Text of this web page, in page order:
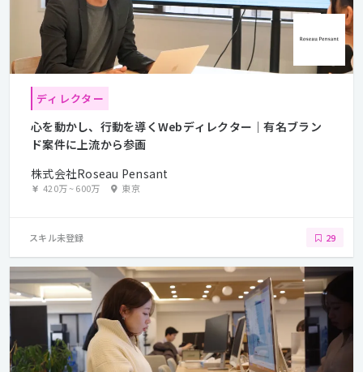
ディレクター
心を動かし、行動を導くWebディレクター｜有名ブラン
ド案件に上流から参画
株式会社Roseau Pensant
420万~600万 東京
スキル未登録 29